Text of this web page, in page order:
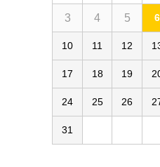
3 4 5 6
10 11 12
17 18 19
24 25 26
31